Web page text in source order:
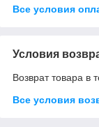
Все условия
Условия
Возврат товара в
Все условия